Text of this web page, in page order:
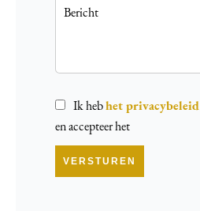
Ik hebhet privacybeleid
en accepteer het
VERSTUREN